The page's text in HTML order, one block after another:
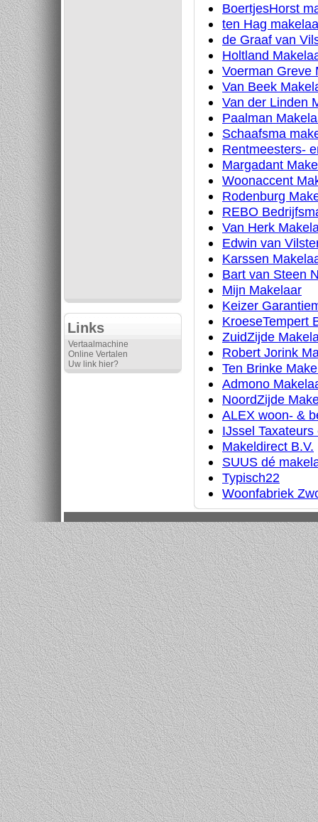
Links
Vertaalmachine
Online Vertalen
Uw link hier?
BoertjesHorst
ten Hag
de Graaf van
Holtland
Voerman Greve
Van Beek
Van der Linden
Paalman
Schaafsma
Rentmeesters-
Margadant
Woonaccent
Rodenburg
REBO
Van Herk
Edwin van
Karssen
Bart van Steen
Mijn Makelaar
Keizer
KroeseTempert
ZuidZijde
Robert Jorink
Ten Brinke
Admono
NoordZijde
ALEX woon- &
IJssel
Makeldirect B.V.
SUUS dé
Typisch22
Woonfabriek